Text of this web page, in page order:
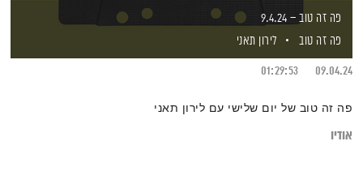
פה זה טוב – 9.4.24
פה זה טוב
לירון תאני
09.04.24
01:29:53
פה זה טוב של יום שלישי עם לירון תאני
אודיו